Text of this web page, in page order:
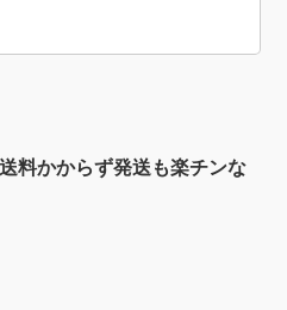
料かからず発送も楽チンな